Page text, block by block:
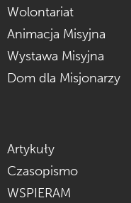
Wolontariat
Animacja Misyjna
Wystawa Misyjna
Dom dla Misjonarzy
Artykuły
Czasopismo
WSPIERAM